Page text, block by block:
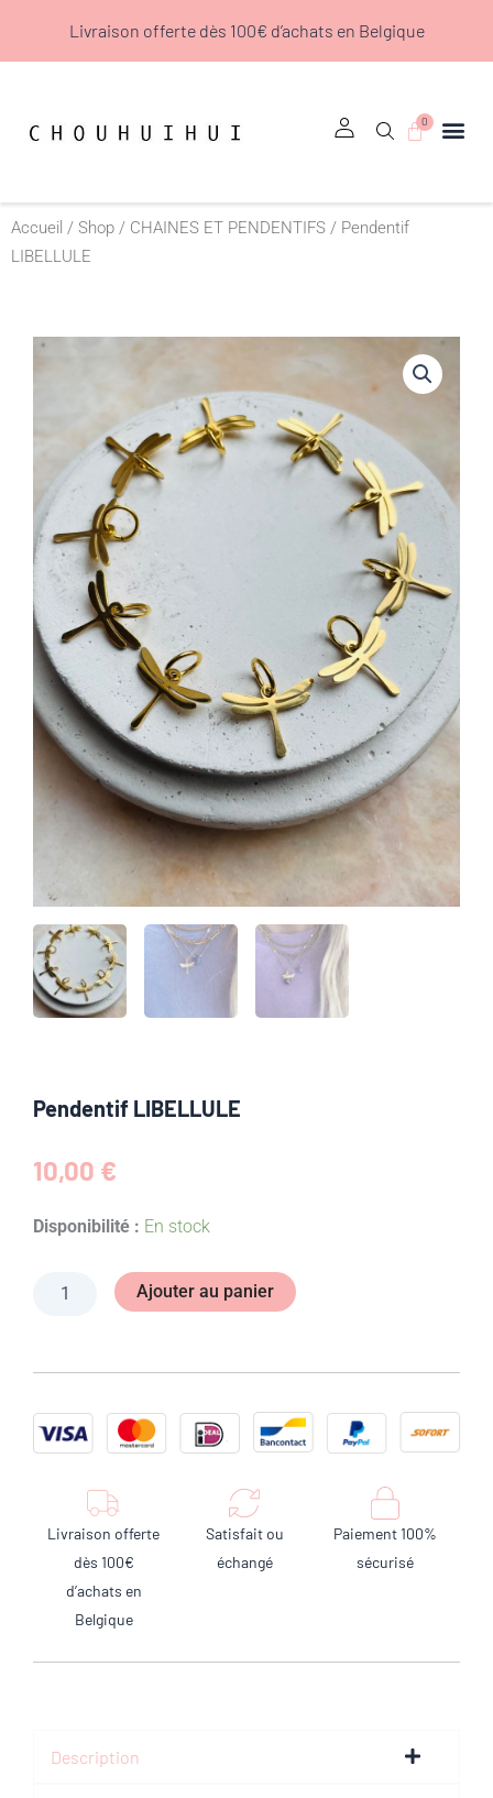
Livraison offerte dès 100€ d’achats en Belgique
0
Panier
Accueil / Shop / CHAINES ET PENDENTIFS / Pendentif
LIBELLULE
Pendentif LIBELLULE
10,00 €
Disponibilité : En stock
quantité
LIBELLULE
Ajouter au panier
Livraison offerte
dès 100€
d’achats en
Belgique
Satisfait ou
échangé
Paiement 100%
sécurisé
Description